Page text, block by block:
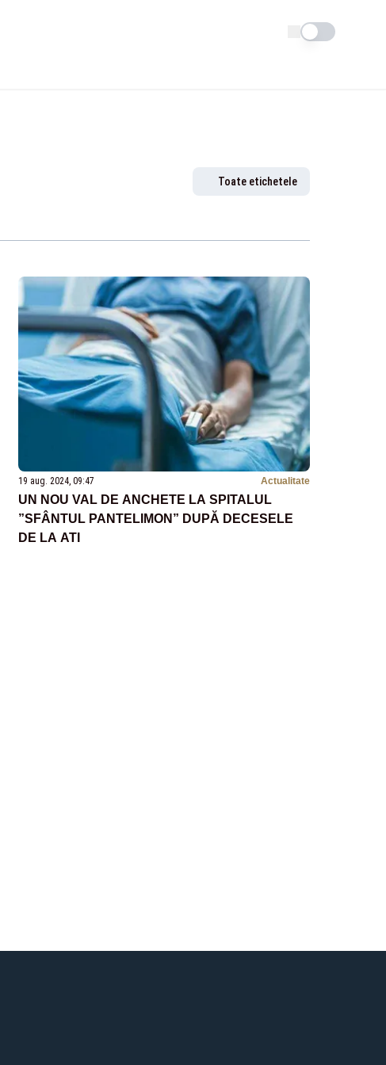
Schimba tema
Toate etichetele
19 aug. 2024, 09:47 Actualitate
UN NOU VAL DE ANCHETE LA SPITALUL
”SFÂNTUL PANTELIMON” DUPĂ DECESELE
DE LA ATI